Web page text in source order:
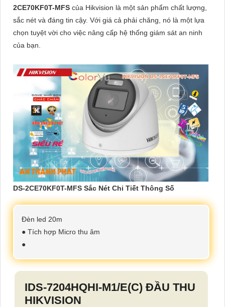
2CE70KF0T-MFS của Hikvision là một sản phẩm chất lượng,
sắc nét và đáng tin cậy. Với giá cả phải chăng, nó là một lựa
chọn tuyệt vời cho việc nâng cấp hệ thống giám sát an ninh
của bạn.
DS-2CE70KF0T-MFS Sắc Nét Chi Tiết Thông Số
Đèn led 20m
● Tích hợp Micro thu âm
●
IDS-7204HQHI-M1/E(C) ĐẦU THU
HIKVISION